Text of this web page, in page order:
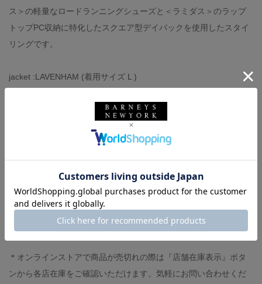
ス＞の軽量なロードランニングシューズと＜ラミダス＞のラップ
トップPC収納に特化したスクエア型デイパックを使用したスタイ
リングです。
jacket :LAVENHAM (着用サイズ L )
pants :私物
-スタッフ体型-
◼︎身長168センチ、体重72キロ
◼︎イタリアサイズ48（モデルにより）
＊オンラインストアで商品が売切れの際は『店舗在庫表示』ボタ
ンから各店在庫をご確認いただけます。気軽にお問い合わせくだ